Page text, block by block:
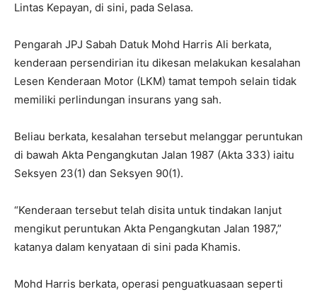
Lintas Kepayan, di sini, pada Selasa.
Pengarah JPJ Sabah Datuk Mohd Harris Ali berkata,
kenderaan persendirian itu dikesan melakukan kesalahan
Lesen Kenderaan Motor (LKM) tamat tempoh selain tidak
memiliki perlindungan insurans yang sah.
Beliau berkata, kesalahan tersebut melanggar peruntukan
di bawah Akta Pengangkutan Jalan 1987 (Akta 333) iaitu
Seksyen 23(1) dan Seksyen 90(1).
“Kenderaan tersebut telah disita untuk tindakan lanjut
mengikut peruntukan Akta Pengangkutan Jalan 1987,”
katanya dalam kenyataan di sini pada Khamis.
Mohd Harris berkata, operasi penguatkuasaan seperti